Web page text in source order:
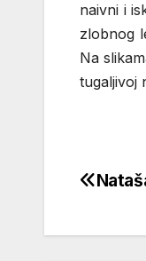
naivni i
zlobnog
Na
tugaljivoj